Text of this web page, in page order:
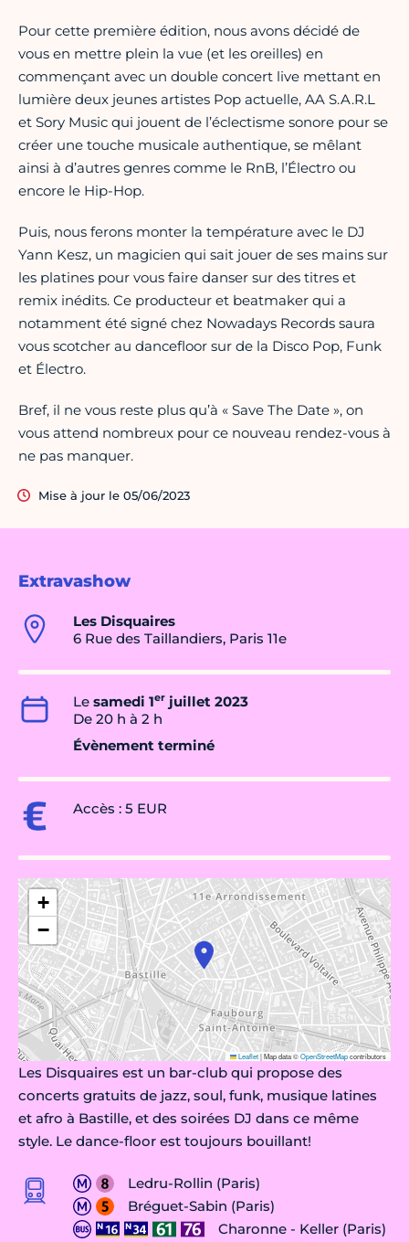
Extravashow
Les Disquaires
6 Rue des Taillandiers, Paris 11e
Le samedi 1er juillet 2023
De 20 h à 2 h
Évènement terminé
Accès : 5 EUR
+
−
Leaflet|Map data ©OpenStreetMapcontributors
Les Disquaires est un bar-club qui propose des
concerts gratuits de jazz, soul, funk, musique latines
et afro à Bastille, et des soirées DJ dans ce même
style. Le dance-floor est toujours bouillant!
Ledru-Rollin (Paris)
Bréguet-Sabin (Paris)
Charonne - Keller (Paris)
Pour cette première édition, nous avons décidé de
vous en mettre plein la vue (et les oreilles) en
commençant avec un double concert live mettant en
lumière deux jeunes artistes Pop actuelle, AA S.A.R.L
et Sory Music qui jouent de l’éclectisme sonore pour se
créer une touche musicale authentique, se mêlant
ainsi à d’autres genres comme le RnB, l’Électro ou
encore le Hip-Hop.
Puis, nous ferons monter la température avec le DJ
Yann Kesz, un magicien qui sait jouer de ses mains sur
les platines pour vous faire danser sur des titres et
remix inédits. Ce producteur et beatmaker qui a
notamment été signé chez Nowadays Records saura
vous scotcher au dancefloor sur de la Disco Pop, Funk
et Électro.
Bref, il ne vous reste plus qu’à « Save The Date », on
vous attend nombreux pour ce nouveau rendez-vous à
ne pas manquer.
Mise à jour le 05/06/2023